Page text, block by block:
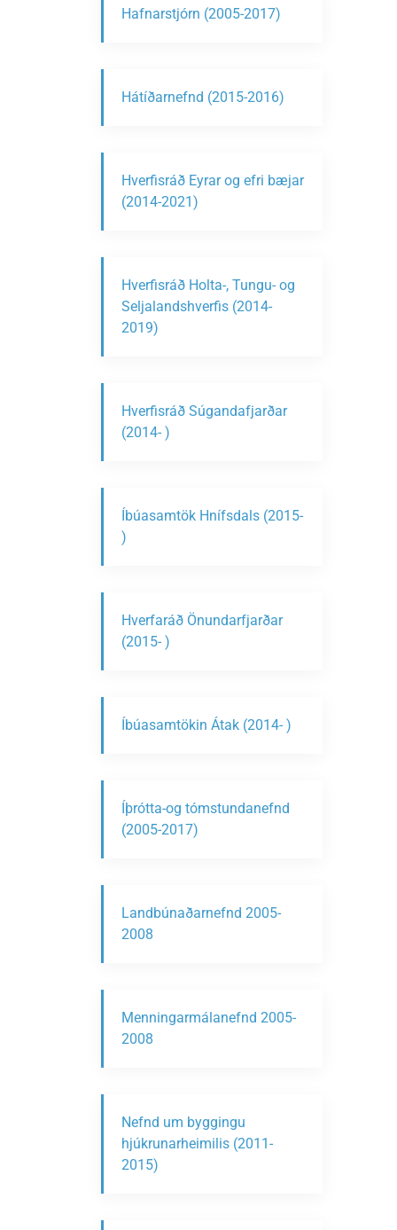
Hafnarstjórn (2005-2017)
Hátíðarnefnd (2015-2016)
Hverfisráð Eyrar og efri bæjar
(2014-2021)
Hverfisráð Holta-, Tungu- og
Seljalandshverfis (2014-
2019)
Hverfisráð Súgandafjarðar
(2014- )
Íbúasamtök Hnífsdals (2015-
)
Hverfaráð Önundarfjarðar
(2015- )
Íbúasamtökin Átak (2014- )
Íþrótta-og tómstundanefnd
(2005-2017)
Landbúnaðarnefnd 2005-
2008
Menningarmálanefnd 2005-
2008
Nefnd um byggingu
hjúkrunarheimilis (2011-
2015)